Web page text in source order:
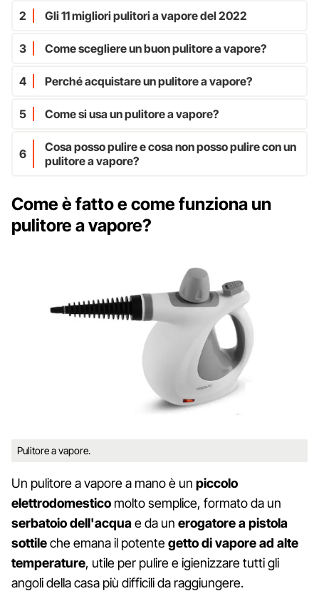
2 Gli 11 migliori pulitori a vapore del 2022
3 Come scegliere un buon pulitore a vapore?
4 Perché acquistare un pulitore a vapore?
5 Come si usa un pulitore a vapore?
6
Cosa posso pulire e cosa non posso pulire con un
pulitore a vapore?
Come è fatto e come funziona un
pulitore a vapore?
Pulitore a vapore.
Un pulitore a vapore a mano è un piccolo
elettrodomestico molto semplice, formato da un
serbatoio dell'acquae da un erogatore a pistola
sottileche emana il potentegetto di vapore ad alte
temperature, utile per pulire e igienizzare tutti gli
angoli della casa più difficili da raggiungere.